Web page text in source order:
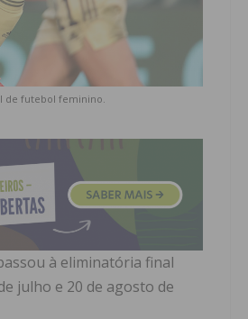
de futebol feminino.
à eliminatória final
julho e 20 de agosto de